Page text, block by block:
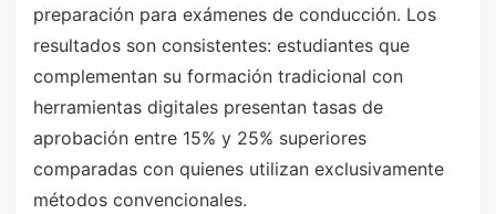
preparación para exámenes de conducción. Los
resultados son consistentes: estudiantes que
complementan su formación tradicional con
herramientas digitales presentan tasas de
aprobación entre 15% y 25% superiores
comparadas con quienes utilizan exclusivamente
métodos convencionales.